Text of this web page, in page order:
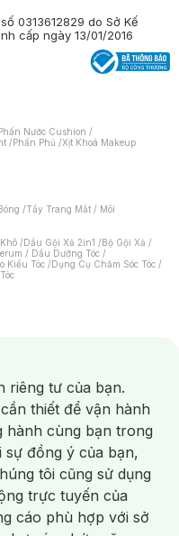
0313612829 do Sở Kế
cấp ngày 13/01/2016
Nước Cushion /
/Phấn Phủ /Xịt Khoá Makeup
/Tẩy Trang Mắt / Môi
/Dầu Gội Xả 2in1 /Bộ Gội Xả /
/ Dầu Dưỡng Tóc /
Kiểu Tóc /Dụng Cụ Chăm Sóc Tóc /
Xông Hơi /Nước Rửa Tay/
/Bàn Chải Điện/
/ Nước Súc Miệng/
Vệ Sinh/Dưỡng Vùng Kín/
/Bọt Cạo Râu /Dao Cạo Râu/
Da Lão Hóa/ Da Mụn/
/ Tàn Nhang
Rửa Mặt Máy Chăm Sóc Da
riêng tư của bạn.
thiết để vận hành
hành cùng bạn trong
đồng ý của bạn,
tôi cũng sử dụng
trực tuyến của
cáo phù hợp với sở